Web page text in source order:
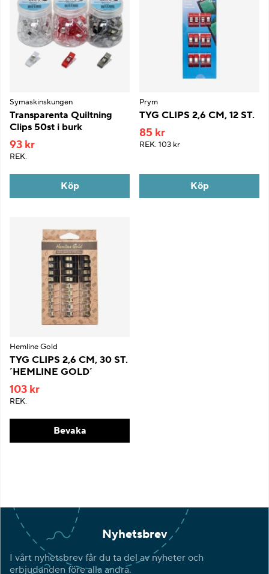
Symaskinskungen
Transparenta Quiltning
Clips 50st i burk
93 kr
REK.
Köp
Prym
TYG CLIPS 2,6 CM, 12 ST.
85 kr
REK. 103 kr
Köp
Hemline Gold
TYG CLIPS 2,6 CM, 30 ST.
´HEMLINE GOLD´
103 kr
REK.
Bevaka
Nyhetsbrev
I vårt nyhetsbrev får du ta del av nyheter och
erbjudanden före alla andra.